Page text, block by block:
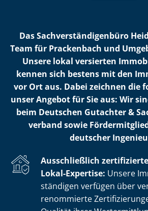
Das Sach­ver­stän­di­gen­bü­ro
Team für Prackenbach und
Unsere lokal versierten
kennen sich bestens mit den
vor Ort aus. Dabei zeichnen die
unser Angebot für Sie aus: Wir
beim Deutschen Gutachter &
ver­band sowie
deutscher
Ausschließlich
Lokal-Expertise: Unsere
stän­di­gen verfügen über
renommierte